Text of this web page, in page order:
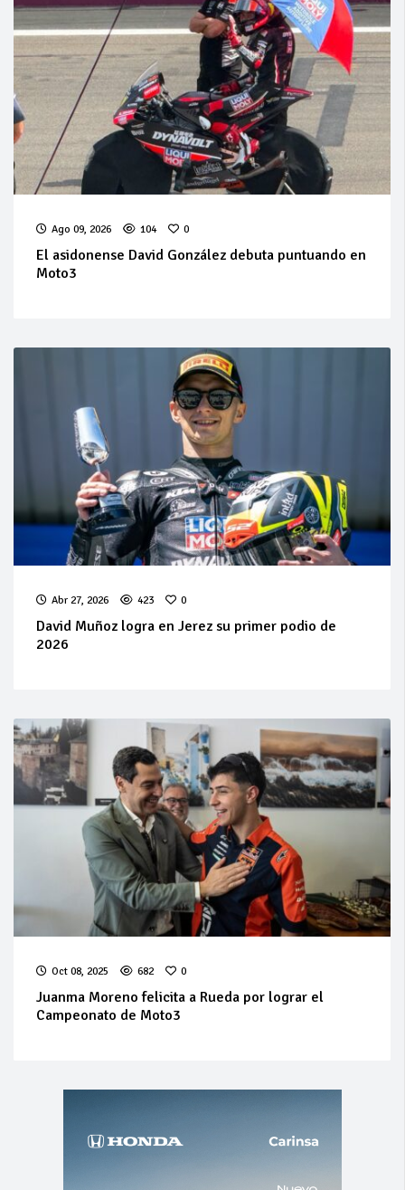
Ago 09, 2026 104 0
El asidonense David González debuta puntuando en
Moto3
Abr 27, 2026 423 0
David Muñoz logra en Jerez su primer podio de
2026
Oct 08, 2025 682 0
Juanma Moreno felicita a Rueda por lograr el
Campeonato de Moto3